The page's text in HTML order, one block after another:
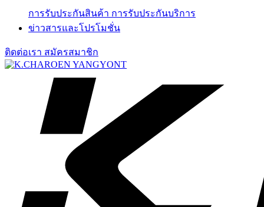
การรับประกันสินค้า การรับประกันบริการ
ข่าวสารและโปรโมชั่น
ติดต่อเรา สมัครสมาชิก